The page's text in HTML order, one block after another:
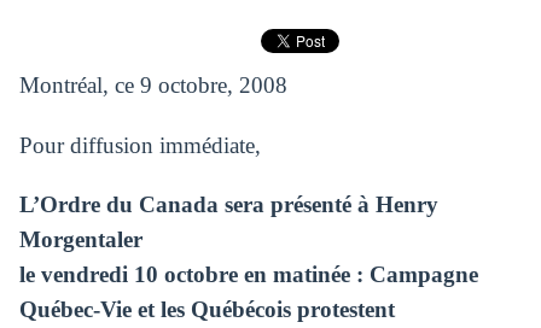
Montréal, ce 9 octobre, 2008
Pour diffusion immédiate,
L’Ordre du Canada sera présenté à Henry
Morgentaler
le vendredi 10 octobre en matinée : Campagne
Québec-Vie et les Québécois protestent